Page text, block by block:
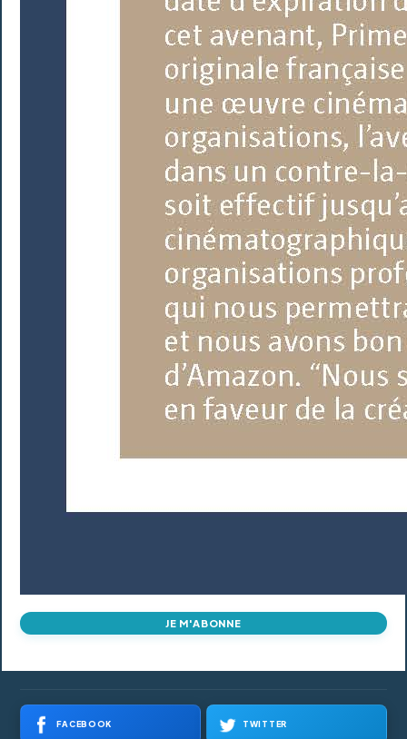
JE M'ABONNE
FACEBOOK TWITTER